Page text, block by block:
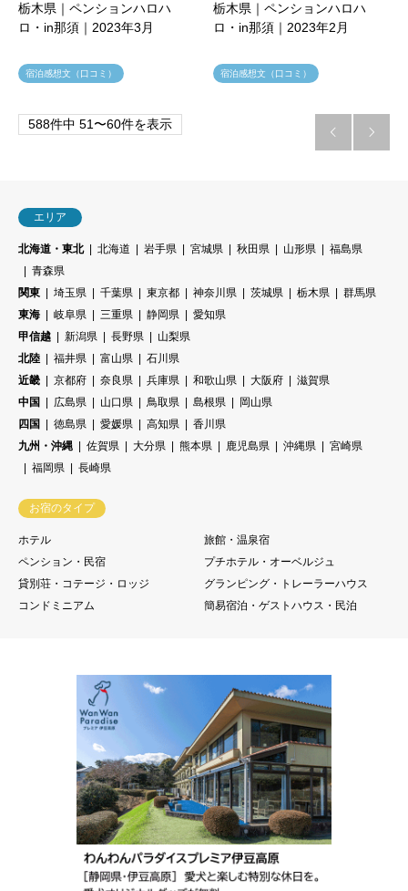
栃木県｜ペンションハロハ
ロ・in那須｜2023年3月
宿泊感想文（口コミ）
栃木県｜ペンションハロハ
ロ・in那須｜2023年2月
宿泊感想文（口コミ）
588件中 51〜60件を表示
 
エリア
北海道・東北 北海道 岩手県 宮城県 秋田県 山形県
福島県
青森県
関東
埼玉県 千葉県 東京都 神奈川県 茨城県 栃木県
群馬県
東海
岐阜県 三重県 静岡県
愛知県
甲信越
新潟県 長野県
山梨県
北陸
福井県 富山県
石川県
近畿
京都府 奈良県 兵庫県 和歌山県 大阪府
滋賀県
中国
広島県 山口県 鳥取県 島根県
岡山県
四国
徳島県 愛媛県 高知県
香川県
九州・沖縄
佐賀県 大分県 熊本県 鹿児島県 沖縄県
宮崎県
福岡県
長崎県
お宿のタイプ
ホテル
旅館・温泉宿
ペンション・民宿
プチホテル・オーベルジュ
貸別荘・コテージ・ロッジ
グランピング・トレーラーハウス
コンドミニアム
簡易宿泊・ゲストハウス・民泊